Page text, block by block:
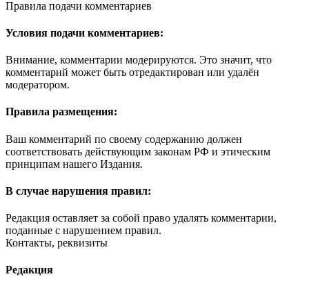
Правила подачи комментариев
Условия подачи комментариев:
Внимание, комментарии модерируются. Это значит, что
комментарий может быть отредактирован или удалён
модератором.
Правила размещения:
Ваш комментарий по своему содержанию должен
соответствовать действующим законам РФ и этическим
принципам нашего Издания.
В случае нарушения правил:
Редакция оставляет за собой право удалять комментарии,
поданные с нарушением правил.
Контакты, реквизиты
Редакция